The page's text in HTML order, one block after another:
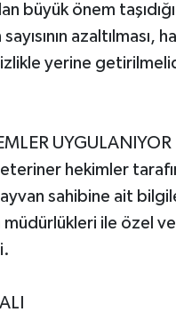
büyük önem
azaltılması,
yerine
UYGULANIYOR
hekimler
sahibine ait
müdürlükleri ile özel